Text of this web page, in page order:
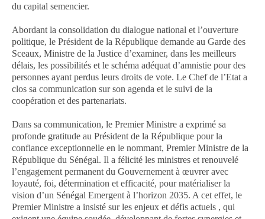
du capital semencier.
Abordant la consolidation du dialogue national et l’ouverture
politique, le Président de la République demande au Garde des
Sceaux, Ministre de la Justice d’examiner, dans les meilleurs
délais, les possibilités et le schéma adéquat d’amnistie pour des
personnes ayant perdus leurs droits de vote. Le Chef de l’Etat a
clos sa communication sur son agenda et le suivi de la
coopération et des partenariats.
Dans sa communication, le Premier Ministre a exprimé sa
profonde gratitude au Président de la République pour la
confiance exceptionnelle en le nommant, Premier Ministre de la
République du Sénégal. Il a félicité les ministres et renouvelé
l’engagement permanent du Gouvernement à œuvrer avec
loyauté, foi, détermination et efficacité, pour matérialiser la
vision d’un Sénégal Emergent à l’horizon 2035. A cet effet, le
Premier Ministre a insisté sur les enjeux et défis actuels , qui